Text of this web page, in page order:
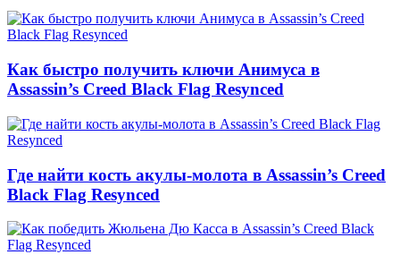
Как быстро получить ключи Анимуса в
Assassin’s Creed Black Flag Resynced
Где найти кость акулы-молота в Assassin’s Creed
Black Flag Resynced